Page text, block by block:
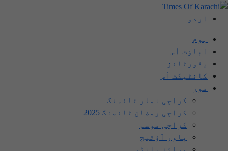
اردو
ہوم
اباؤٹ اَس
یڈورٹائز
کانٹیکٹ اَس
مور
کراچی نماز ٹائمنگ
کراچی رمضان ٹائمنگ 2025
کراچی موسم
پاور آؤٹیج